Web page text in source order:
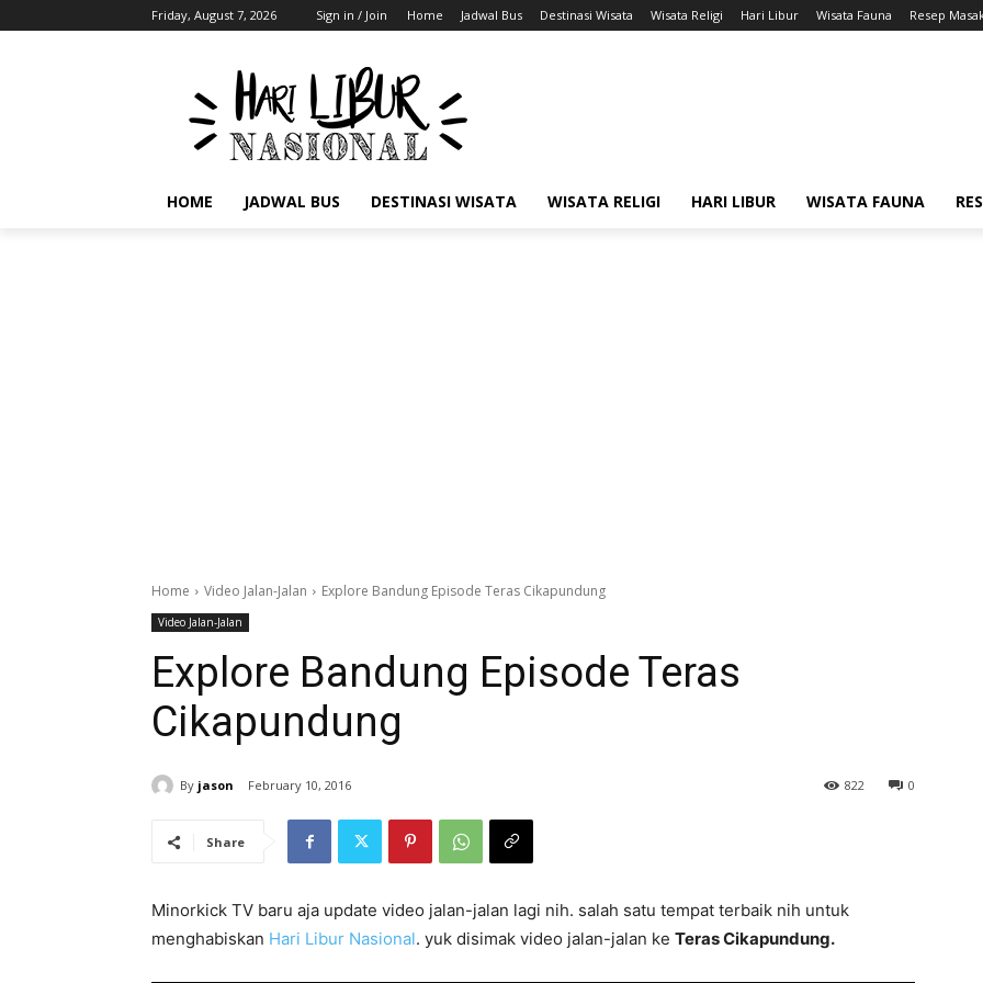
Friday, August 7, 2026 Sign in / Join Home Jadwal Bus Destinasi Wisata Wisata Religi Hari Libur Wisata Fauna Resep
HOME JADWAL BUS DESTINASI WISATA WISATA RELIGI HARI LIBUR WISATA FAUNA
Home Video Jalan-Jalan Explore Bandung Episode Teras Cikapundung
Video Jalan-Jalan
Explore Bandung Episode Teras
Cikapundung
By jason February 10, 2016 0
822
Share
Minorkick TV baru aja update video jalan-jalan lagi nih. salah satu tempat terbaik nih untuk
menghabiskan Hari Libur Nasional. yuk disimak video jalan-jalan ke Teras Cikapundung.